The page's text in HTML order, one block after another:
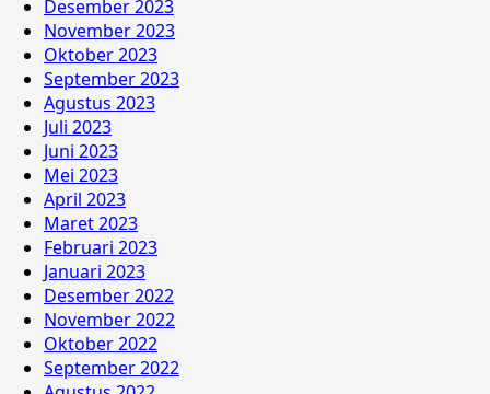
Desember 2023
November 2023
Oktober 2023
September 2023
Agustus 2023
Juli 2023
Juni 2023
Mei 2023
April 2023
Maret 2023
Februari 2023
Januari 2023
Desember 2022
November 2022
Oktober 2022
September 2022